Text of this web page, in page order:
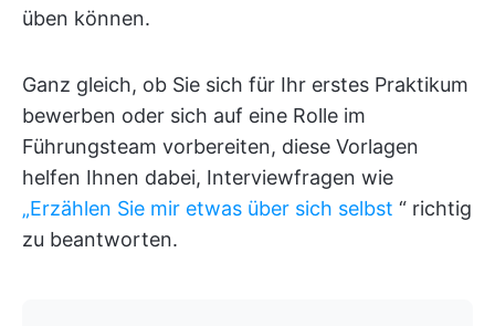
üben können.
Ganz gleich, ob Sie sich für Ihr erstes Praktikum
bewerben oder sich auf eine Rolle im
Führungsteam vorbereiten, diese Vorlagen
helfen Ihnen dabei, Interviewfragen wie
„Erzählen Sie mir etwas über sich selbst “ richtig
zu beantworten.